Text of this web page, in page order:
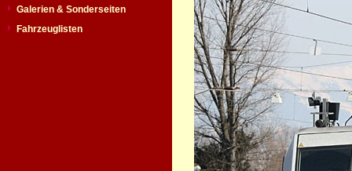
Galerien & Sonderseiten
Fahrzeuglisten